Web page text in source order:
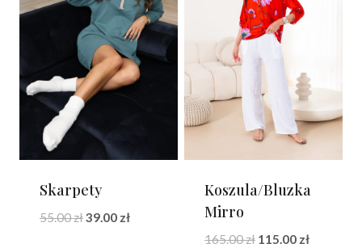
Skarpety
55.00złPierwotna
39.00 złAktualna
Koszula/Bluzka
Mirro
165.00zł Pierwotna
115.00 złAktualna